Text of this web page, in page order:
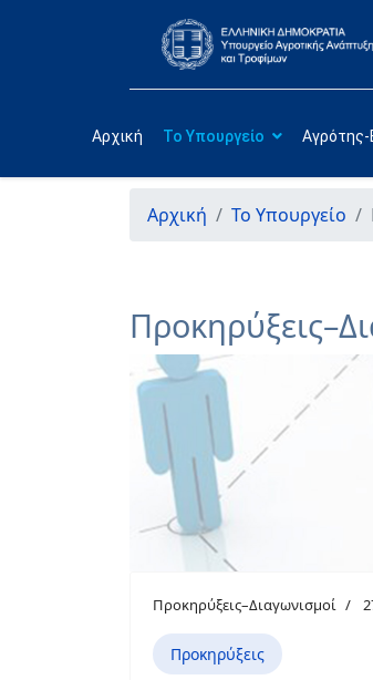
Αρχική Το Υπουργείο Αγρότης-
Αρχική Το Υπουργείο
Προκηρύξεις–Διαγωνισμοί
Προκηρύξεις